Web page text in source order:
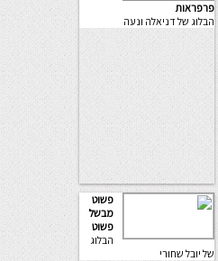
פרפראות
הבלוג של דניאלה ונעה
פשוט
מבשל
פשוט
הבלוג
של יובל שחורי